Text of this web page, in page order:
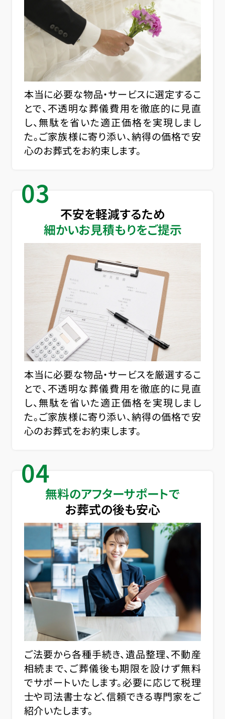
本当に必要な物品・サービスに選定するこ
とで、不透明な葬儀費用を徹底的に見直
し、無駄を省いた適正価格を実現しまし
た。ご家族様に寄り添い、納得の価格で安
心のお葬式をお約束します。
03
不安を軽減するため
細かいお見積もりをご提示
本当に必要な物品・サービスを厳選するこ
とで、不透明な葬儀費用を徹底的に見直
し、無駄を省いた適正価格を実現しまし
た。ご家族様に寄り添い、納得の価格で安
心のお葬式をお約束します。
04
無料のアフターサポートで
お葬式の後も安心
ご法要から各種手続き、遺品整理、不動産
相続まで、ご葬儀後も期限を設けず無料
でサポートいたします。必要に応じて税理
士や司法書士など、信頼できる専門家をご
紹介いたします。